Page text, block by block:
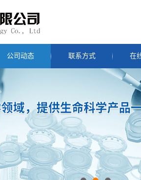
公司动态 联系方式 在